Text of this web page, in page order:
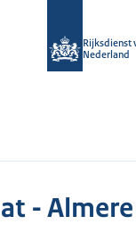
Rijksdienst
Nederland
- Almere